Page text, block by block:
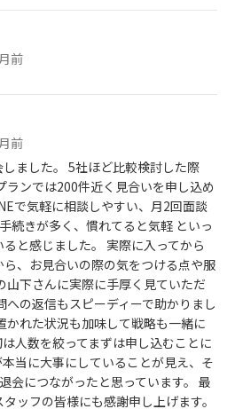
前
前
ました。 5社ほど比較検討した際
ランでは200件近く見合いを申し込め
で気軽に相談しやすい、月2回面談
続きが多く、慣れてると気軽 といっ
と感じました。 実際に入ってから
、お見合いの際の気をつける点や服
山下さんに実際に手厚く見ていただ
への返信もスピーディーで助かりまし
かれた状況も加味して戦略も一緒に
人数を絞ってまずは申し込むことに
当に大事にしていることが見え、そ
会につながったと思っています。 最
ッフの皆様にも感謝申し上げます。